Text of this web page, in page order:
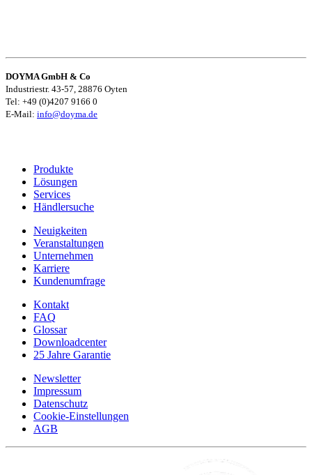
DOYMA GmbH & Co
Industriestr. 43-57, 28876 Oyten
Tel: +49 (0)4207 9166 0
E-Mail: info@doyma.de
Produkte
Lösungen
Services
Händlersuche
Neuigkeiten
Veranstaltungen
Unternehmen
Karriere
Kundenumfrage
Kontakt
FAQ
Glossar
Downloadcenter
25 Jahre Garantie
Newsletter
Impressum
Datenschutz
Cookie-Einstellungen
AGB